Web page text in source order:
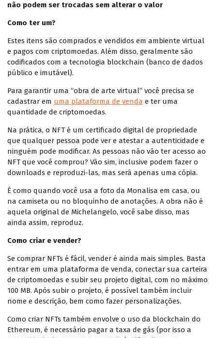
não podem ser trocadas sem alterar o valor
Como ter um?
Estes itens são comprados e vendidos em ambiente virtual
e pagos com criptomoedas. Além disso, geralmente são
codificados com a tecnologia blockchain (banco de dados
público e imutável).
Para garantir uma “obra de arte virtual” você precisa se
cadastrar em uma plataforma de venda e ter uma
quantidade de criptomoedas.
Na prática, o NFT é um certificado digital de propriedade
que qualquer pessoa pode ver e atestar a autenticidade e
ninguém pode modificar. As pessoas não vão ter acesso ao
NFT que você comprou? Vão sim, inclusive podem fazer o
downloads e reproduzi-las, mas será apenas uma cópia.
É como quando você usa a foto da Monalisa em casa, ou
na camiseta ou no bloquinho de anotações. A obra não é
aquela original de Michelangelo, você sabe disso, mas
ainda assim, reproduz.
Como criar e vender?
Se comprar NFTs é fácil, vender é ainda mais simples. Basta
entrar em uma plataforma de venda, conectar sua carteira
de criptomoedas e subir seu projeto digital, com no máximo
100 MB. Após subir o projeto, é possível também incluir
nome e descrição, bem como fazer personalizações.
Como criar NFTs também envolve o uso da blockchain do
Ethereum, é necessário pagar a taxa de gás (por isso a